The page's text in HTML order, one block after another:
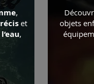
,
et
,
objets